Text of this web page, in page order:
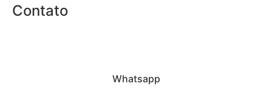
Contato
Whatsapp